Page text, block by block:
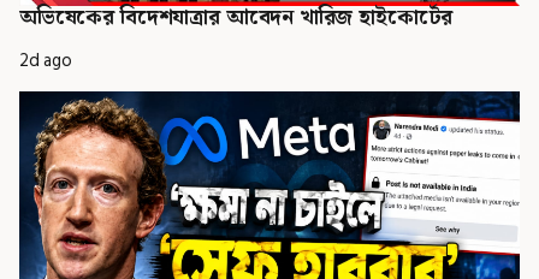
অভিষেকের বিদেশযাত্রার আবেদন খারিজ হাইকোর্টের
2d ago